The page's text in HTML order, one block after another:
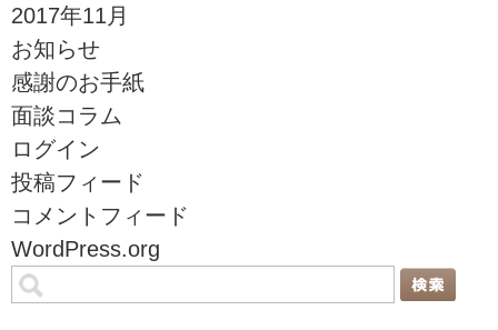
2017年11月
お知らせ
感謝のお手紙
面談コラム
ログイン
投稿フィード
コメントフィード
WordPress.org